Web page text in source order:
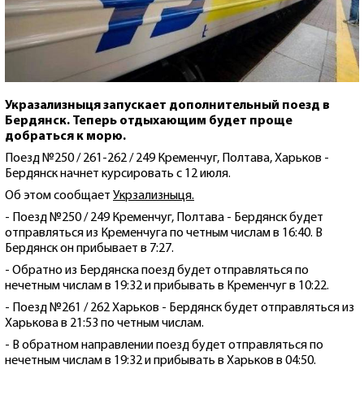
Укразализныця запускает дополнительный поезд в
Бердянск. Теперь отдыхающим будет проще
добраться к морю.
Поезд №250 / 261-262 / 249 Кременчуг, Полтава, Харьков -
Бердянск начнет курсировать с 12 июля.
Об этом сообщает Укрзализныця.
- Поезд №250 / 249 Кременчуг, Полтава - Бердянск будет
отправляться из Кременчуга по четным числам в 16:40. В
Бердянск он прибывает в 7:27.
- Обратно из Бердянска поезд будет отправляться по
нечетным числам в 19:32 и прибывать в Кременчуг в 10:22.
- Поезд №261 / 262 Харьков - Бердянск будет отправляться из
Харькова в 21:53 по четным числам.
- В обратном направлении поезд будет отправляться по
нечетным числам в 19:32 и прибывать в Харьков в 04:50.